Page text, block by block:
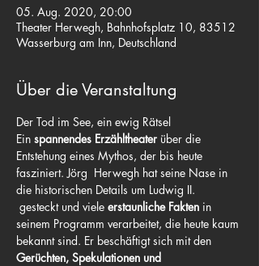
05. Aug. 2020, 20:00
Theater Herwegh, Bahnhofsplatz 10, 83512
Wasserburg am Inn, Deutschland
Über die Veranstaltung
Der Tod im See, ein ewig Rätsel
Ein spannendes Erzähltheater über die
Entstehung eines Mythos, der bis heute
fasziniert. Jörg  Herwegh hat seine Nase in
die historischen Details um Ludwig II.
gesteckt und viele erstaunliche Fakten in
seinem Programm verarbeitet, die heute kaum
bekannt sind. Er beschäftigt sich mit den
Gerüchten, Spekulationen und